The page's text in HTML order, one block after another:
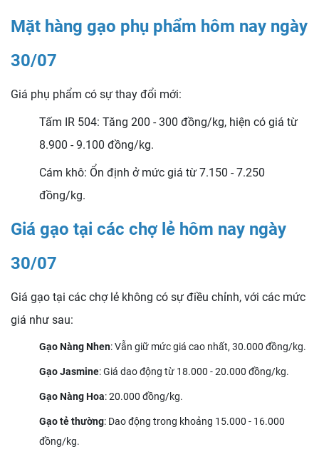
Mặt hàng gạo phụ phẩm hôm nay ngày
30/07
Giá phụ phẩm có sự thay đổi mới:
Tấm IR 504: Tăng 200 - 300 đồng/kg, hiện có giá từ
8.900 - 9.100 đồng/kg.
Cám khô: Ổn định ở mức giá từ 7.150 - 7.250
đồng/kg.
Giá gạo tại các chợ lẻ hôm nay ngày
30/07
Giá gạo tại các chợ lẻ không có sự điều chỉnh, với các mức
giá như sau:
Gạo Nàng Nhen: Vẫn giữ mức giá cao nhất, 30.000 đồng/kg.
Gạo Jasmine: Giá dao động từ 18.000 - 20.000 đồng/kg.
Gạo Nàng Hoa: 20.000 đồng/kg.
Gạo tẻ thường: Dao động trong khoảng 15.000 - 16.000
đồng/kg.